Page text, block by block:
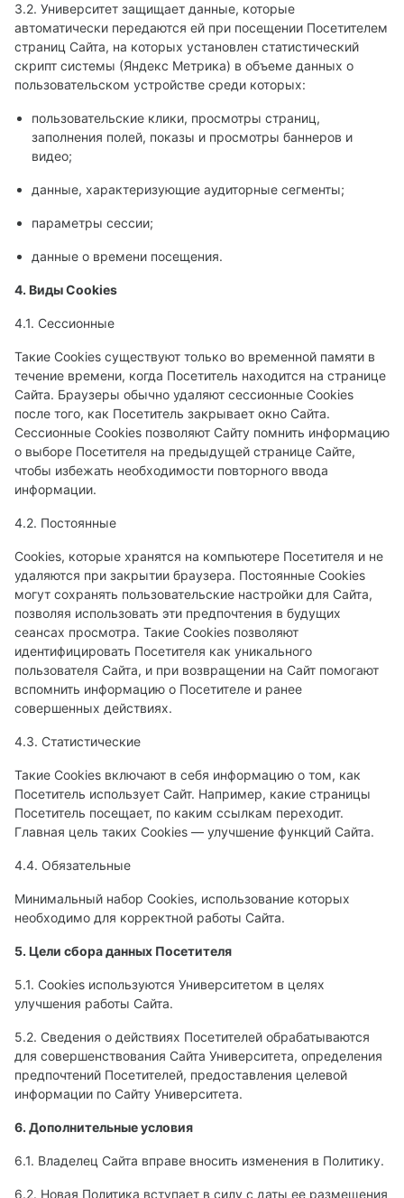
3.2. Университет защищает данные, которые
автоматически передаются ей при посещении Посетителем
страниц Сайта, на которых установлен статистический
скрипт системы (Яндекс Метрика) в объеме данных о
пользовательском устройстве среди которых:
пользовательские клики, просмотры страниц,
заполнения полей, показы и просмотры баннеров и
видео;
данные, характеризующие аудиторные сегменты;
параметры сессии;
данные о времени посещения.
4. Виды Cookies
4.1. Сессионные
Такие Cookies существуют только во временной памяти в
течение времени, когда Посетитель находится на странице
Сайта. Браузеры обычно удаляют сессионные Cookies
после того, как Посетитель закрывает окно Сайта.
Сессионные Cookies позволяют Сайту помнить информацию
о выборе Посетителя на предыдущей странице Сайте,
чтобы избежать необходимости повторного ввода
информации.
4.2. Постоянные
Сookies, которые хранятся на компьютере Посетителя и не
удаляются при закрытии браузера. Постоянные Сookies
могут сохранять пользовательские настройки для Сайта,
позволяя использовать эти предпочтения в будущих
сеансах просмотра. Такие Cookies позволяют
идентифицировать Посетителя как уникального
пользователя Сайта, и при возвращении на Сайт помогают
вспомнить информацию о Посетителе и ранее
совершенных действиях.
4.3. Статистические
Такие Cookies включают в себя информацию о том, как
Посетитель использует Сайт. Например, какие страницы
Посетитель посещает, по каким ссылкам переходит.
Главная цель таких Cookies — улучшение функций Сайта.
4.4. Обязательные
Минимальный набор Cookies, использование которых
необходимо для корректной работы Сайта.
5. Цели сбора данных Посетителя
5.1. Cookies используются Университетом в целях
улучшения работы Сайта.
5.2. Сведения о действиях Посетителей обрабатываются
для совершенствования Сайта Университета, определения
предпочтений Посетителей, предоставления целевой
информации по Сайту Университета.
6. Дополнительные условия
6.1. Владелец Сайта вправе вносить изменения в Политику.
6.2. Новая Политика вступает в силу с даты ее размещения